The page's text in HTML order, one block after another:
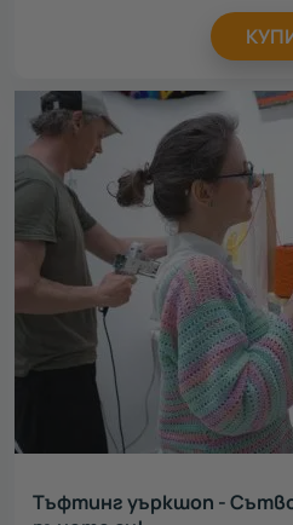
Тъфтинг уъркшоп -